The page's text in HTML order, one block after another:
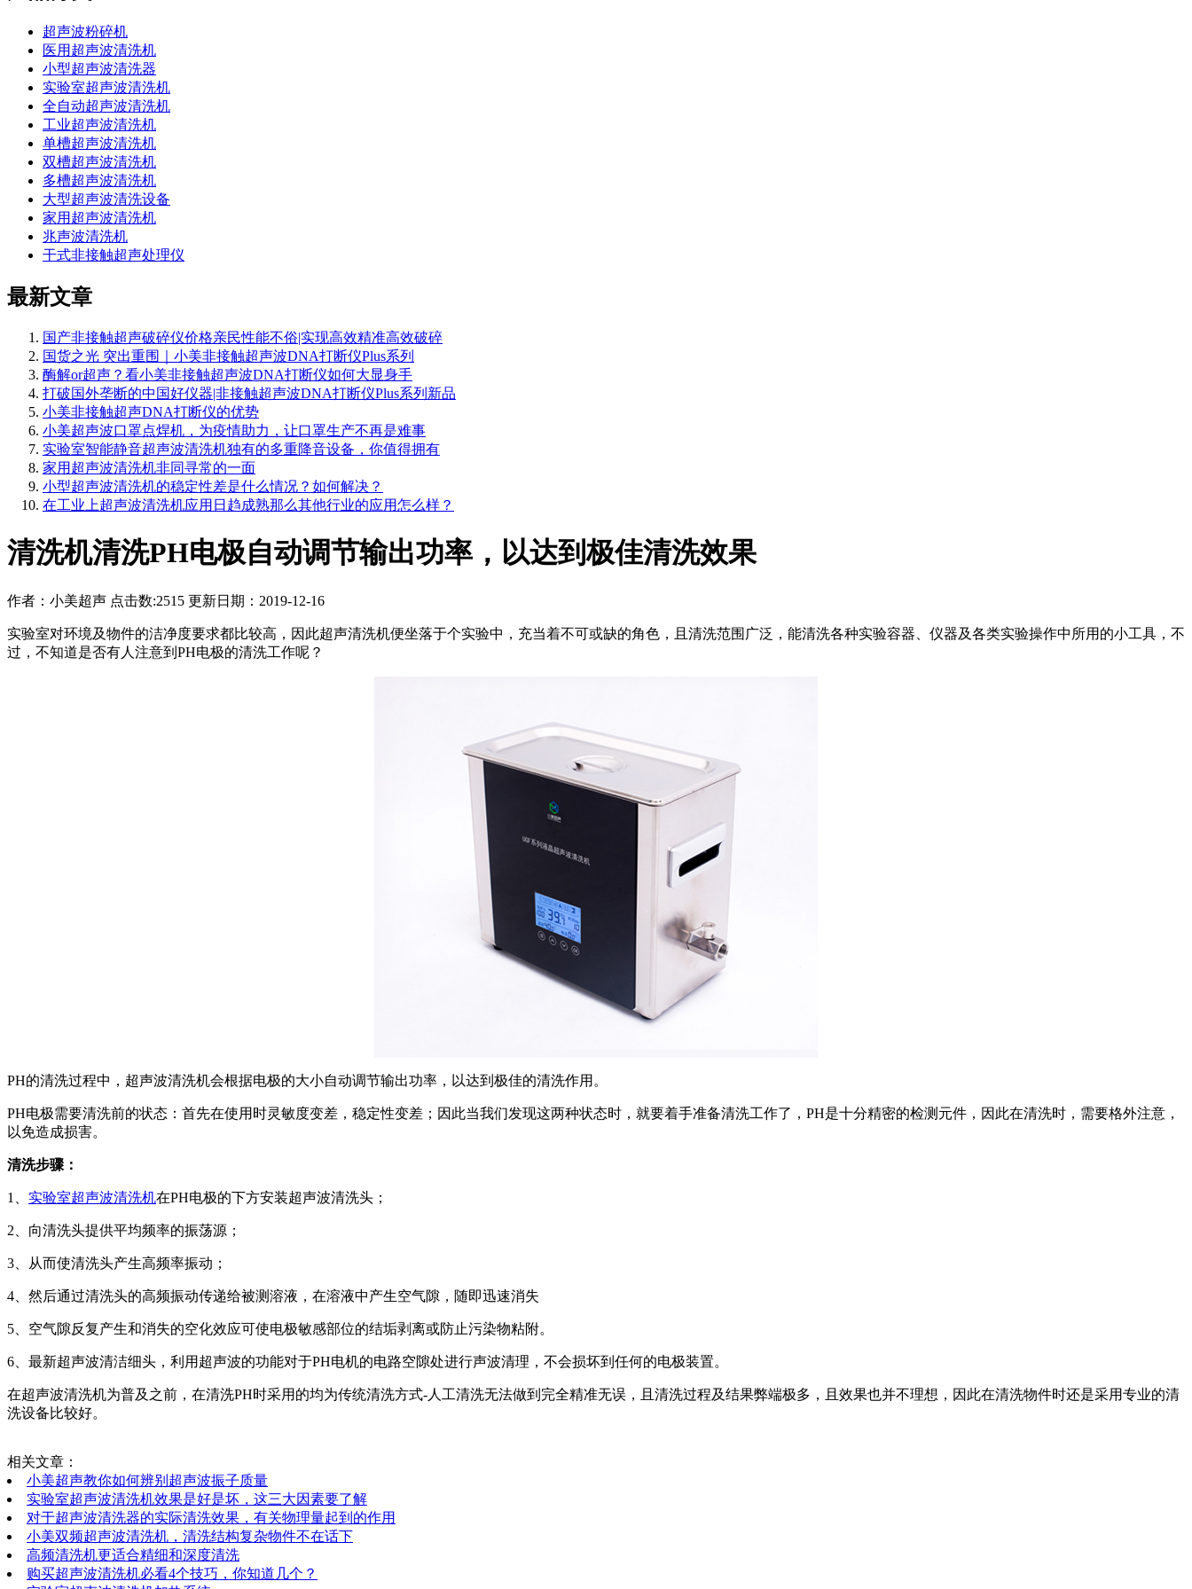
超声波粉碎机
医用超声波清洗机
小型超声波清洗器
实验室超声波清洗机
全自动超声波清洗机
工业超声波清洗机
单槽超声波清洗机
双槽超声波清洗机
多槽超声波清洗机
大型超声波清洗设备
家用超声波清洗机
兆声波清洗机
干式非接触超声处理仪
最新文章
国产非接触超声破碎仪价格亲民性能不俗|实现高效精准高效破碎
国货之光 突出重围｜小美非接触超声波DNA打断仪Plus系列
酶解or超声？看小美非接触超声波DNA打断仪如何大显身手
打破国外垄断的中国好仪器|非接触超声波DNA打断仪Plus系列新品
小美非接触超声DNA打断仪的优势
小美超声波口罩点焊机，为疫情助力，让口罩生产不再是难事
实验室智能静音超声波清洗机独有的多重降音设备，你值得拥有
家用超声波清洗机非同寻常的一面
小型超声波清洗机的稳定性差是什么情况？如何解决？
在工业上超声波清洗机应用日趋成熟那么其他行业的应用怎么样？
清洗机清洗PH电极自动调节输出功率，以达到极佳清洗效果
作者： 小美超声 点击数:2515 更新日期：2019-12-16
实验室对环境及物件的洁净度要求都比较高，因此超声清洗机便坐落于个实验中，充当着不可或缺的角色，且清洗范围广泛，能清洗各种实验容器、仪器及各类实验操作中所用的小工具，不
过，不知道是否有人注意到PH电极的清洗工作呢？
PH的清洗过程中，超声波清洗机会根据电极的大小自动调节输出功率，以达到极佳的清洗作用。
PH电极需要清洗前的状态：首先在使用时灵敏度变差，稳定性变差；因此当我们发现这两种状态时，就要着手准备清洗工作了，PH是十分精密的检测元件，因此在清洗时，需要格外注意，
以免造成损害。
清洗步骤：
1、 实验室超声波清洗机在PH电极的下方安装超声波清洗头；
2、向清洗头提供平均频率的振荡源；
3、从而使清洗头产生高频率振动；
4、然后通过清洗头的高频振动传递给被测溶液，在溶液中产生空气隙，随即迅速消失
5、空气隙反复产生和消失的空化效应可使电极敏感部位的结垢剥离或防止污染物粘附。
6、最新超声波清洁细头，利用超声波的功能对于PH电机的电路空隙处进行声波清理，不会损坏到任何的电极装置。
在超声波清洗机为普及之前，在清洗PH时采用的均为传统清洗方式-人工清洗无法做到完全精准无误，且清洗过程及结果弊端极多，且效果也并不理想，因此在清洗物件时还是采用专业的清
洗设备比较好。
相关文章：
小美超声教你如何辨别超声波振子质量
实验室超声波清洗机效果是好是坏，这三大因素要了解
对于超声波清洗器的实际清洗效果，有关物理量起到的作用
小美双频超声波清洗机，清洗结构复杂物件不在话下
高频清洗机更适合精细和深度清洗
购买超声波清洗机必看4个技巧，你知道几个？